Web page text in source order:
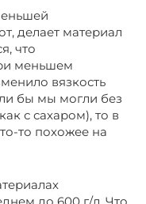
делает материал
что
меньшем
вязкость
бы мы могли без
с сахаром), то в
то похожее на